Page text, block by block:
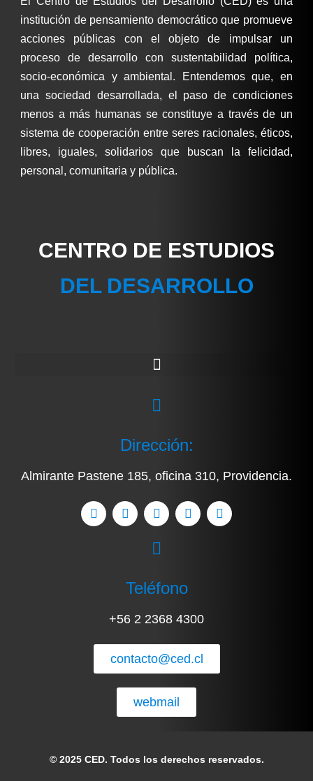
institución de pensamiento democrático que promueve
acciones públicas con el objeto de impulsar un
proceso de desarrollo con sustentabilidad política,
socio-económica y ambiental. Entendemos que, en
una sociedad desarrollada, el paso de condiciones
menos a más humanas se constituye a través de un
sistema de cooperación entre seres racionales, éticos,
libres, iguales, solidarios que buscan la felicidad,
personal, comunitaria y pública.
CENTRO DE ESTUDIOS
DEL DESARROLLO
Dirección:
Almirante Pastene 185, oficina 310, Providencia.
Teléfono
+56 2 2368 4300
contacto@ced.cl
webmail
© 2025 CED. Todos los derechos reservados.